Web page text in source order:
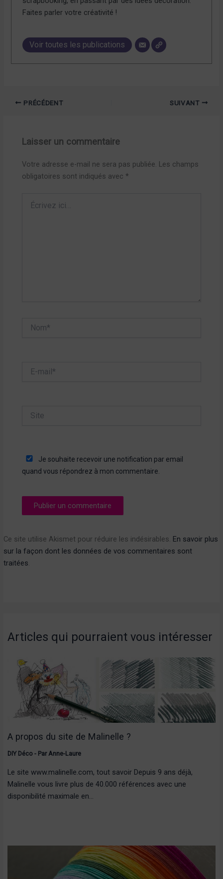
Faites parler votre créativité !
Voir toutes les publications
PRÉCÉDENT SUIVANT
Laisser un commentaire
Votre adresse e-mail ne sera pas publiée. Les champs
obligatoires sont indiqués avec *
ici…
mail*
Je souhaite recevoir une notification par email
quand vous répondrez à mon commentaire.
Ce site utilise Akismet pour réduire les indésirables. En savoir plus
sur la façon dont les données de vos commentaires sont
traitées.
Articles qui pourraient vous intéresser
A propos du site de Malinelle ?
DIY Déco- ParAnne-Laure
Le site www.malinelle.com, tout savoir Depuis 9 ans déjà,
Malinelle vous livre plus de 40.000 références avec une
disponibilité maximale en…